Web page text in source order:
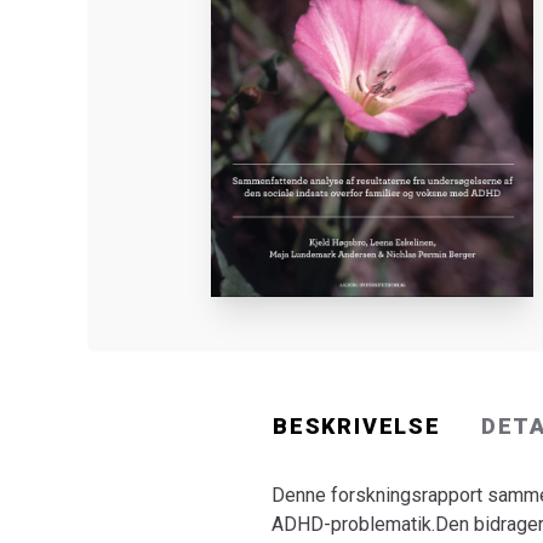
BESKRIVELSE
Denne forskningsrapport
ADHD-problematik.Den